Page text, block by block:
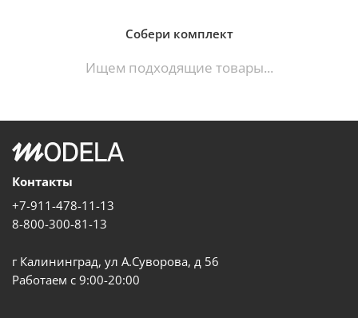
Собери комплект
Ищем подходящие товары...
Контакты
+7-911-478-11-13
8-800-300-81-13
г Калининград, ул А.Суворова, д 56
Работаем с 9:00-20:00